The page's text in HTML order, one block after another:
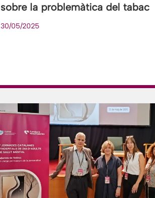
sobre la problemàtica del tabac
30/05/2025